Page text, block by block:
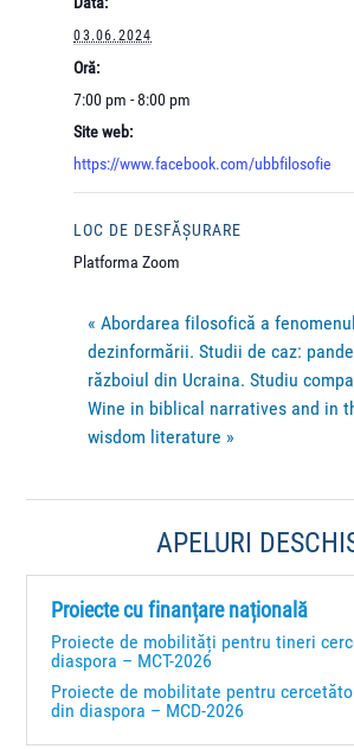
03.06.2024
Oră:
7:00 pm - 8:00 pm
Site web:
https://www.facebook.com/ubbfilosofie
LOC DE DESFĂȘURARE
Platforma Zoom
« Abordarea filosofică a
dezinformării. Studii de caz:
războiul din Ucraina. Studiu
Wine in biblical narratives and in
wisdom literature »
APELURI
Proiecte cu finanțare națională
Proiecte de mobilități pentru tineri
diaspora – MCT-2026
Proiecte de mobilitate pentru
din diaspora – MCD-2026